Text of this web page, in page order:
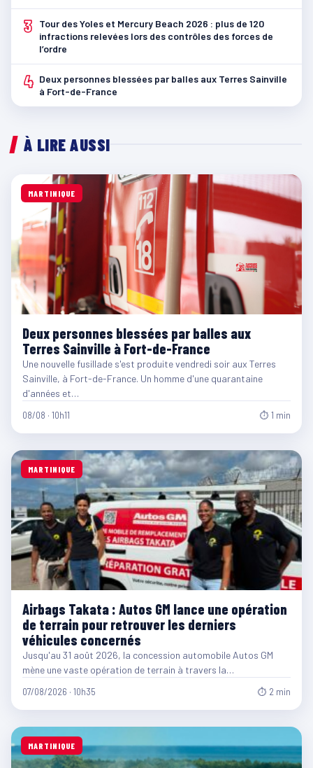
3
Tour des Yoles et Mercury Beach 2026 : plus de 120
infractions relevées lors des contrôles des forces de
l’ordre
4 Deux personnes blessées par balles aux Terres Sainville
à Fort-de-France
À LIRE AUSSI
MARTINIQUE
Deux personnes blessées par balles aux
Terres Sainville à Fort-de-France
Une nouvelle fusillade s'est produite vendredi soir aux Terres
Sainville, à Fort-de-France. Un homme d'une quarantaine
d'années et…
08/08 · 10h11 ⏱ 1 min
MARTINIQUE
Airbags Takata : Autos GM lance une opération
de terrain pour retrouver les derniers
véhicules concernés
Jusqu'au 31 août 2026, la concession automobile Autos GM
mène une vaste opération de terrain à travers la…
07/08/2026 · 10h35 ⏱ 2 min
MARTINIQUE